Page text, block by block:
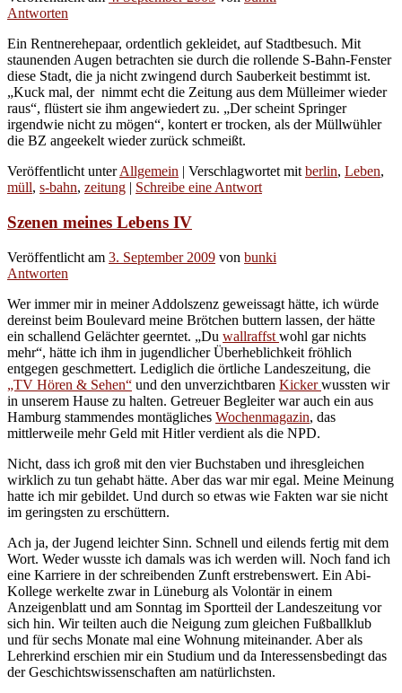
Antworten
Ein Rentnerehepaar, ordentlich gekleidet, auf Stadtbesuch. Mit
staunenden Augen betrachten sie durch die rollende S-Bahn-Fenster
diese Stadt, die ja nicht zwingend durch Sauberkeit bestimmt ist.
„Kuck mal, der nimmt echt die Zeitung aus dem Mülleimer wieder
raus“, flüstert sie ihm angewiedert zu. „Der scheint Springer
irgendwie nicht zu mögen“, kontert er trocken, als der Müllwühler
die BZ angeekelt wieder zurück schmeißt.
Veröffentlicht unter Allgemein | Verschlagwortet mit berlin, Leben,
müll, s-bahn, zeitung | Schreibe eine Antwort
Szenen meines Lebens IV
Veröffentlicht am 3. September 2009 von bunki
Antworten
Wer immer mir in meiner Addolszenz geweissagt hätte, ich würde
dereinst beim Boulevard meine Brötchen buttern lassen, der hätte
ein schallend Gelächter geerntet. „Du wallraffst wohl gar nichts
mehr“, hätte ich ihm in jugendlicher Überheblichkeit fröhlich
entgegen geschmettert. Lediglich die örtliche Landeszeitung, die
„TV Hören & Sehen“ und den unverzichtbaren Kickerwussten wir
in unserem Hause zu halten. Getreuer Begleiter war auch ein aus
Hamburg stammendes montägliches Wochenmagazin, das
mittlerweile mehr Geld mit Hitler verdient als die NPD.
Nicht, dass ich groß mit den vier Buchstaben und ihresgleichen
wirklich zu tun gehabt hätte. Aber das war mir egal. Meine Meinung
hatte ich mir gebildet. Und durch so etwas wie Fakten war sie nicht
im geringsten zu erschüttern.
Ach ja, der Jugend leichter Sinn. Schnell und eilends fertig mit dem
Wort. Weder wusste ich damals was ich werden will. Noch fand ich
eine Karriere in der schreibenden Zunft erstrebenswert. Ein Abi-
Kollege werkelte zwar in Lüneburg als Volontär in einem
Anzeigenblatt und am Sonntag im Sportteil der Landeszeitung vor
sich hin. Wir teilten auch die Neigung zum gleichen Fußballklub
und für sechs Monate mal eine Wohnung miteinander. Aber als
Lehrerkind erschien mir ein Studium und da Interessensbedingt das
der Geschichtswissenschaften am natürlichsten.